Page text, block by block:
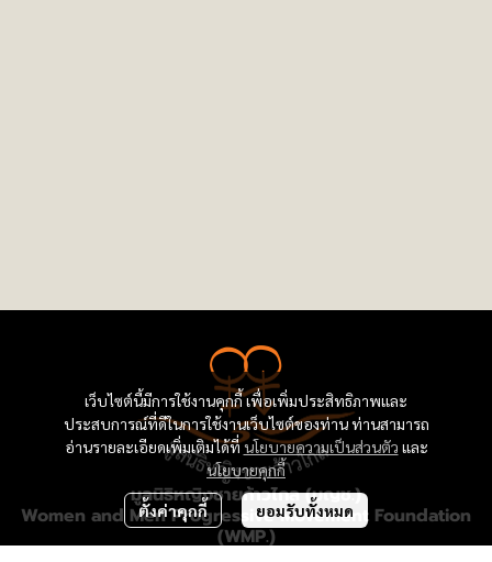
เว็บไซต์นี้มีการใช้งานคุกกี้ เพื่อเพิ่มประสิทธิภาพและ
ประสบการณ์ที่ดีในการใช้งานเว็บไซต์ของท่าน ท่านสามารถ
อ่านรายละเอียดเพิ่มเติมได้ที่นโยบายความเป็นส่วนตัว และ
นโยบายคุกกี้
ตั้งค่าคุกกี้ ยอมรับทั้งหมด
มูลนิธิหญิงชายก้าวไกล (มญช.)
Women and Men Progressive Movement Foundation
(WMP.)